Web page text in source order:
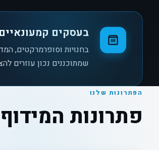
בעסקים
בחנויות וסופרמרקטים,
שמתוכננים נכון עוזרים
הפתרונות שלנו
פתרונות